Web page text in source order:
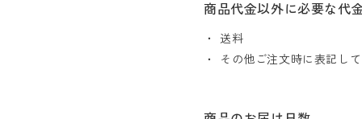
商品代金以外に必要な代
送料
その他ご注文時に表記し